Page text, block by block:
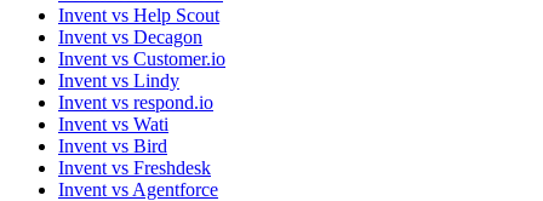
Invent vs Help Scout
Invent vs Decagon
Invent vs Customer.io
Invent vs Lindy
Invent vs respond.io
Invent vs Wati
Invent vs Bird
Invent vs Freshdesk
Invent vs Agentforce